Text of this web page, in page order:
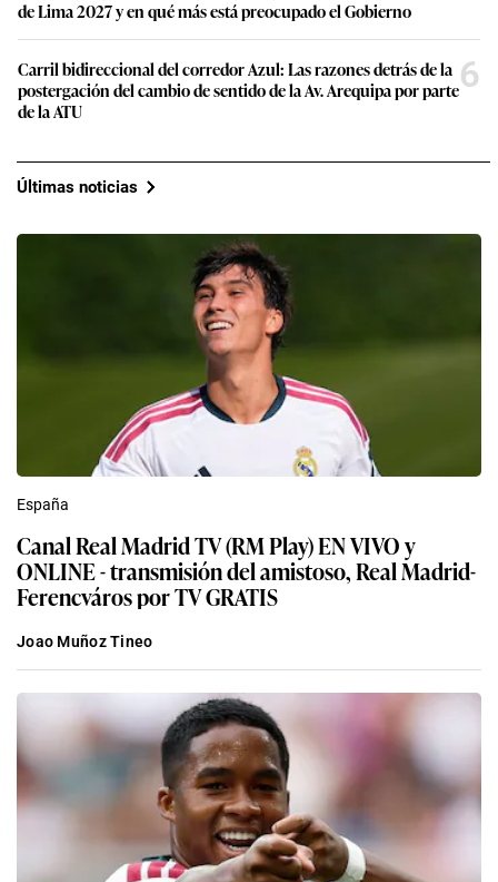
de Lima 2027 y en qué más está preocupado el Gobierno
Carril bidireccional del corredor Azul: Las razones detrás de la
postergación del cambio de sentido de la Av. Arequipa por parte
de la ATU
6
Últimas noticias
España
Canal Real Madrid TV (RM Play) EN VIVO y
ONLINE - transmisión del amistoso, Real Madrid-
Ferencváros por TV GRATIS
Joao Muñoz Tineo